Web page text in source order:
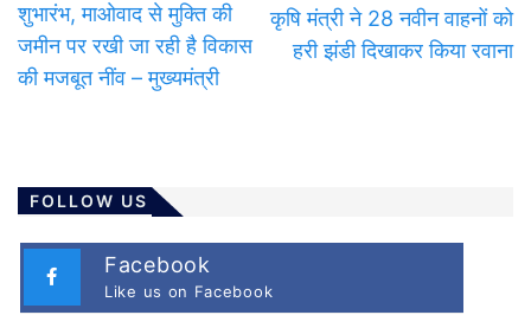
शुभारंभ, माओवाद से मुक्ति की
जमीन पर रखी जा रही है विकास
की मजबूत नींव – मुख्यमंत्री
कृषि मंत्री ने 28 नवीन वाहनों को
हरी झंडी दिखाकर किया रवाना
FOLLOW US
Facebook
Like us on Facebook